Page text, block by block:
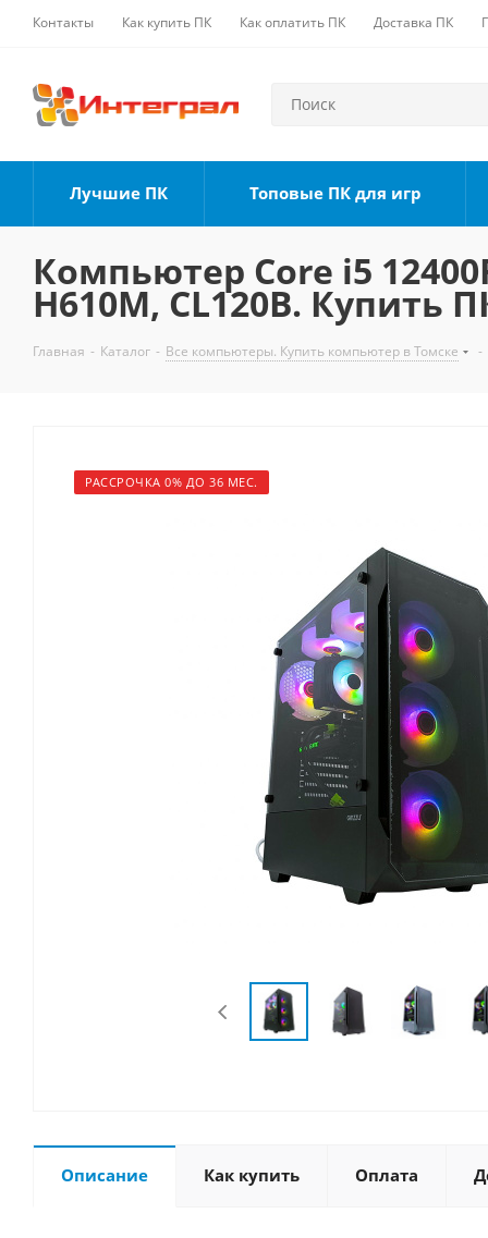
Контакты Как купить ПК Как оплатить ПК Доставка ПК
Лучшие ПК Топовые ПК для игр
Компьютер Core i5
H610M, CL120B. Купить
Главная - Каталог - Все компьютеры. Купить компьютер в Томске -
РАССРОЧКА 0% ДО 36 МЕС.
Описание Как купить Оплата